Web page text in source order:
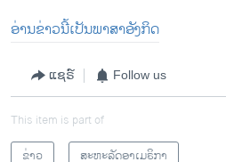
ອ່ານ​ຂ່າວນີ້​ເປັນ​ພາ​ສາ​ອັງ​ກິດ
ແຊຣ໌ Follow us
This item is part of
ຂ່າວ
ສະຫະລັດອາເມຣິກາ